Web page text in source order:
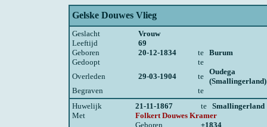
Gelske Douwes Vlieg
Geslacht
Vrouw
Leeftijd
69
Geboren
20-12-1834 te Burum
Gedoopt
te
Overleden
29-03-1904 te
Oudega
(Smallingerland)
Begraven
te
Huwelijk
21-11-1867 te Smallingerland
Met
Folkert Douwes Kramer
Geboren
±1834